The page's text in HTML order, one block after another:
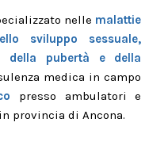
nelle malattie
sviluppo sessuale,
della pubertà e della
medica in campo
presso ambulatori e
provincia di Ancona.